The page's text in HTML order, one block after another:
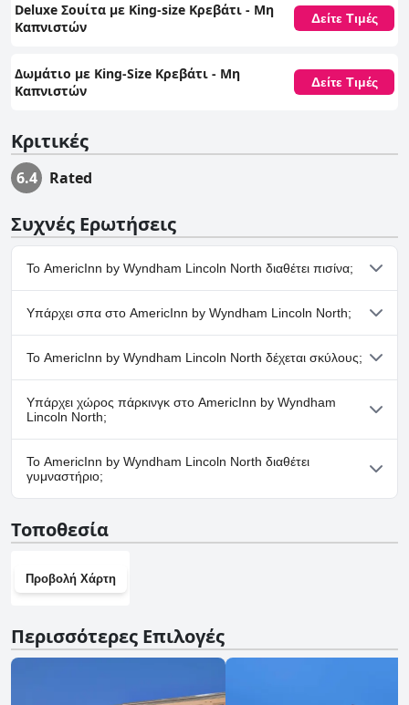
Deluxe Σουίτα με King-size Κρεβάτι - Μη
Καπνιστών
Δείτε Τιμές
Δωμάτιο με King-Size Κρεβάτι - Μη
Καπνιστών
Δείτε Τιμές
Κριτικές
6.4 Rated
Συχνές Ερωτήσεις
Το AmericInn by Wyndham Lincoln North διαθέτει πισίνα;
Ναι, το AmericInn by Wyndham Lincoln North διαθέτει πισίνα/
πισίνες που ανήκουν σε μία ή περισσότερες από τις ακόλουθες
κατηγορίες: Εσωτερική Πισίνα.
Υπάρχει σπα στο AmericInn by Wyndham Lincoln North;
Όχι, το AmericInn by Wyndham Lincoln North δεν διαθέτει σπα.
Το AmericInn by Wyndham Lincoln North δέχεται σκύλους;
Ναι, το AmericInn by Wyndham Lincoln North δέχεται σκύλους.
Υπάρχει χώρος πάρκινγκ στο AmericInn by Wyndham
Lincoln North;
Ναι, υπάρχουν εγκαταστάσεις πάρκινγκ στο AmericInn by
Wyndham Lincoln North.
Το AmericInn by Wyndham Lincoln North διαθέτει
γυμναστήριο;
γυμναστήριο.
Τοποθεσία
Προβολή Χάρτη
Περισσότερες Επιλογές